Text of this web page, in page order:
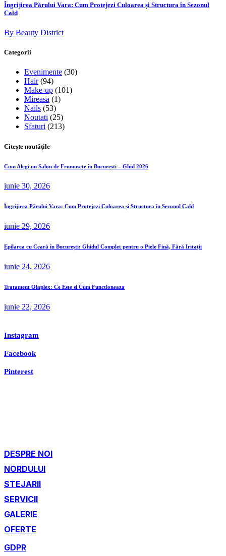
Îngrijirea Părului Vara: Cum Protejezi Culoarea și Structura în Sezonul
Cald
By Beauty District
Categorii
Evenimente (30)
Hair(94)
Make-up (101)
Mireasa (1)
Nails (53)
Noutati (25)
Sfaturi (213)
Citește noutățile
Cum Alegi un Salon de Frumusețe în București – Ghid 2026
iunie 30, 2026
Îngrijirea Părului Vara: Cum Protejezi Culoarea și Structura în Sezonul Cald
iunie 29, 2026
Epilarea cu Ceară în București: Ghidul Complet pentru o Piele Fină, Fără Iritații
iunie 24, 2026
Tratament Olaplex: Ce Este si Cum Functioneaza
iunie 22, 2026
Instagram
Facebook
Pinterest
DESPRE NOI
NORDULUI
STEJARII
SERVICII
GALERIE
OFERTE
GDPR